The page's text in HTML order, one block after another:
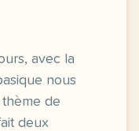
avec la
nous
de
deux